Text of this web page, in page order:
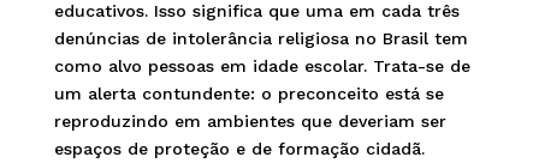
educativos. Isso significa que uma em cada três
denúncias de intolerância religiosa no Brasil tem
como alvo pessoas em idade escolar. Trata-se de
um alerta contundente: o preconceito está se
reproduzindo em ambientes que deveriam ser
espaços de proteção e de formação cidadã.